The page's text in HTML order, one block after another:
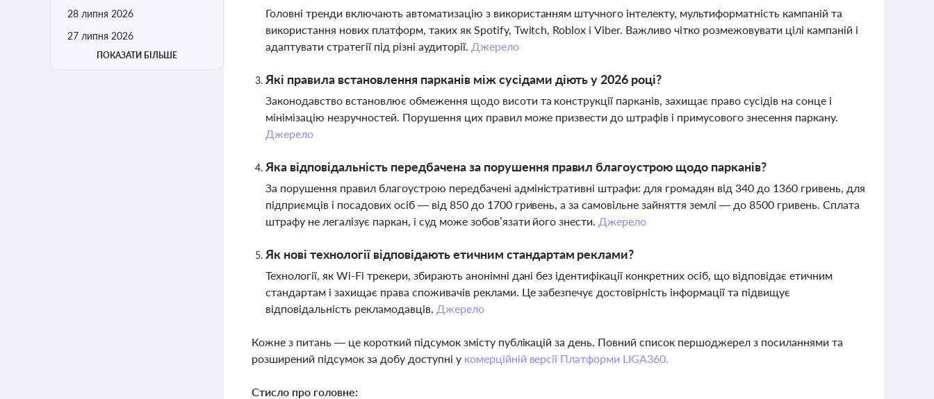
28 липня 2026
27 липня 2026
ПОКАЗАТИ БІЛЬШЕ
Головні тренди включають автоматизацію з використанням штучного інтелекту, мультиформатність кампаній та
використання нових платформ, таких як Spotify, Twitch, Roblox і Viber. Важливо чітко розмежовувати цілі кампаній і
адаптувати стратегії під різні аудиторії. Джерело
Які правила встановлення парканів між сусідами діють у 2026 році?
Законодавство встановлює обмеження щодо висоти та конструкції парканів, захищає право сусідів на сонце і
мінімізацію незручностей. Порушення цих правил може призвести до штрафів і примусового знесення паркану.
Джерело
Яка відповідальність передбачена за порушення правил благоустрою щодо парканів?
За порушення правил благоустрою передбачені адміністративні штрафи: для громадян від 340 до 1360 гривень, для
підприємців і посадових осіб — від 850 до 1700 гривень, а за самовільне зайняття землі — до 8500 гривень. Сплата
штрафу не легалізує паркан, і суд може зобов’язати його знести. Джерело
Як нові технології відповідають етичним стандартам реклами?
Технології, як Wi-Fi трекери, збирають анонімні дані без ідентифікації конкретних осіб, що відповідає етичним
стандартам і захищає права споживачів реклами. Це забезпечує достовірність інформації та підвищує
відповідальність рекламодавців. Джерело
Кожне з питань — це короткий підсумок змісту публікацій за день. Повний список першоджерел з посиланнями та
розширений підсумок за добу доступні у комерційній версії Платформи LIGA360.
Стисло про головне: